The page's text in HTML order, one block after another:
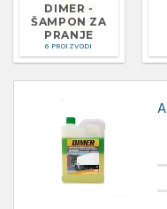
DIMER -
ŠAMPON ZA
PRANJE
6 PROIZVODI